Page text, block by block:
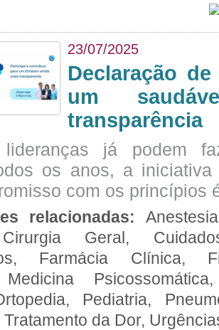
23/07/2025
Declaração
um
transparência
já podem
os anos, a
com os princípios
relacionadas:
Geral,
Farmácia Clínica,
Medicina
Pediatria,
da Dor,